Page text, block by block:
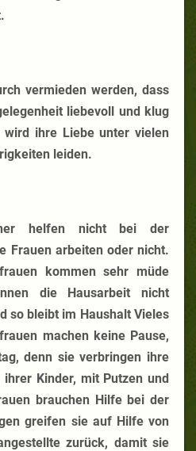
vermieden werden, dass
liebevoll und klug
wird ihre Liebe unter vielen
leiden.
helfen nicht bei der
Frauen arbeiten oder nicht.
kommen sehr müde
die Hausarbeit nicht
so bleibt im Haushalt Vieles
machen keine Pause,
denn sie verbringen ihre
Kinder, mit Putzen und
brauchen Hilfe bei der
greifen sie auf Hilfe von
zurück, damit sie